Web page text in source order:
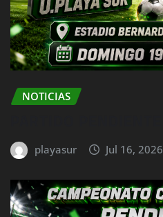
NOTICIAS
playasur Jul 16, 2026